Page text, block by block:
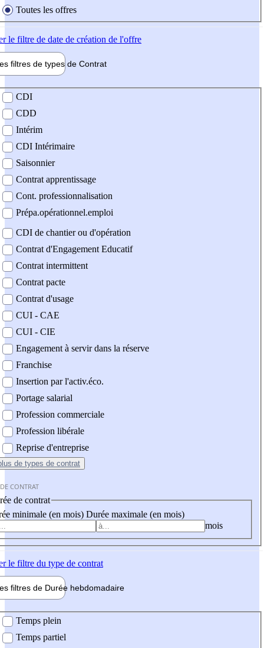
Toutes les offres
le filtre de date de création de l'offre
filtres de types de Contrat
contrat
CDI
CDD
Intérim
CDI Intérimaire
Saisonnier
Contrat apprentissage
Cont. professionnalisation
Prépa.opérationnel.emploi
CDI de chantier ou d'opération
Contrat d'Engagement Educatif
Contrat intermittent
Contrat pacte
Contrat d'usage
CUI - CAE
CUI - CIE
Engagement à servir dans la réserve
Franchise
Insertion par l'activ.éco.
Portage salarial
Profession commerciale
Profession libérale
Reprise d'entreprise
de types de contrat
CONTRAT
de contrat
minimale (en mois) Durée maximale (en mois)
mois
le filtre du type de contrat
filtres de Durée hebdomadaire
Temps plein
Temps partiel